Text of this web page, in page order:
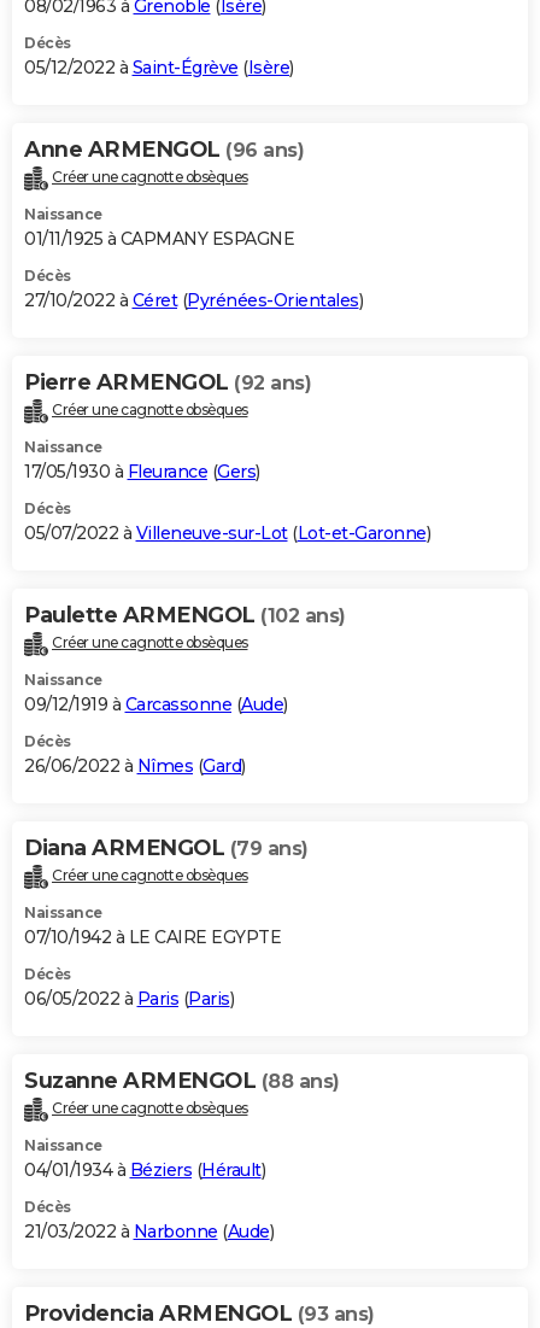
08/02/1963 à Grenoble ( Isère)
Décès
05/12/2022 à Saint-Égrève (Isère)
Anne ARMENGOL (96 ans)
Créer une cagnotte obsèques
Naissance
01/11/1925 à CAPMANY ESPAGNE
Décès
27/10/2022 à Céret(Pyrénées-Orientales)
Pierre ARMENGOL (92 ans)
Créer une cagnotte obsèques
Naissance
17/05/1930 à Fleurance (Gers)
Décès
05/07/2022 à Villeneuve-sur-Lot(Lot-et-Garonne)
Paulette ARMENGOL (102 ans)
Créer une cagnotte obsèques
Naissance
09/12/1919 à Carcassonne (Aude)
Décès
26/06/2022 à Nîmes (Gard)
Diana ARMENGOL (79 ans)
Créer une cagnotte obsèques
Naissance
07/10/1942 à LE CAIRE EGYPTE
Décès
06/05/2022 à Paris (Paris)
Suzanne ARMENGOL (88 ans)
Créer une cagnotte obsèques
Naissance
04/01/1934 à Béziers (Hérault)
Décès
21/03/2022 à Narbonne (Aude)
Providencia ARMENGOL (93 ans)